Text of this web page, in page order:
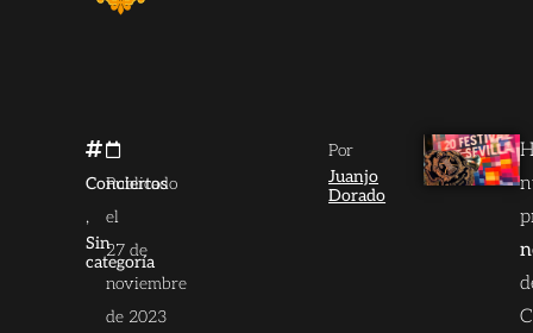
Conciertos
,
Sin
categoría
Publicado
el
27 de
noviembre
de 2023
Por
Juanjo
Dorado